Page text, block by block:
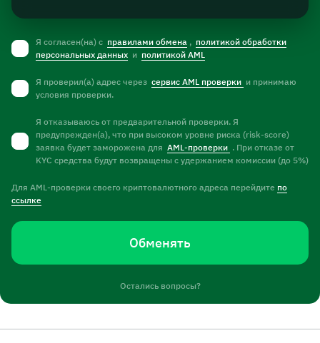
Я согласен(на) с правилами обмена , политикой обработки
персональных данных и политикой AML
Я проверил(а) адрес через сервис AML проверки и принимаю
условия проверки.
Я отказываюсь от предварительной проверки. Я
предупрежден(а), что при высоком уровне риска (risk-score)
заявка будет заморожена для AML-проверки . При отказе от
KYC средства будут возвращены с удержанием комиссии (до 5%)
Для AML-проверки своего криптовалютного адреса перейдите по
ссылке
Обменять
Остались вопросы?